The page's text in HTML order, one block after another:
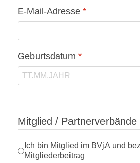
E-Mail-Adresse *
Geburtsdatum *
Mitglied / Partnerverbände
Ich bin Mitglied im BVjA und
Mitgliederbeitrag